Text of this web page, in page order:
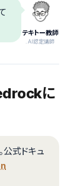
テキトー教師
.AI認定講師
に
公式ドキュ